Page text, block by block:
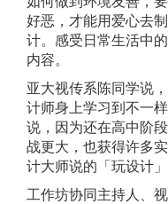
好恶，才能用爱心去
计。感受日常生活中
内容。
亚大视传系陈同学说
计师身上学习到不一
说，因为还在高中阶
战更大，也获得许多
计大师说的「玩设计」
工作坊协同主持人、